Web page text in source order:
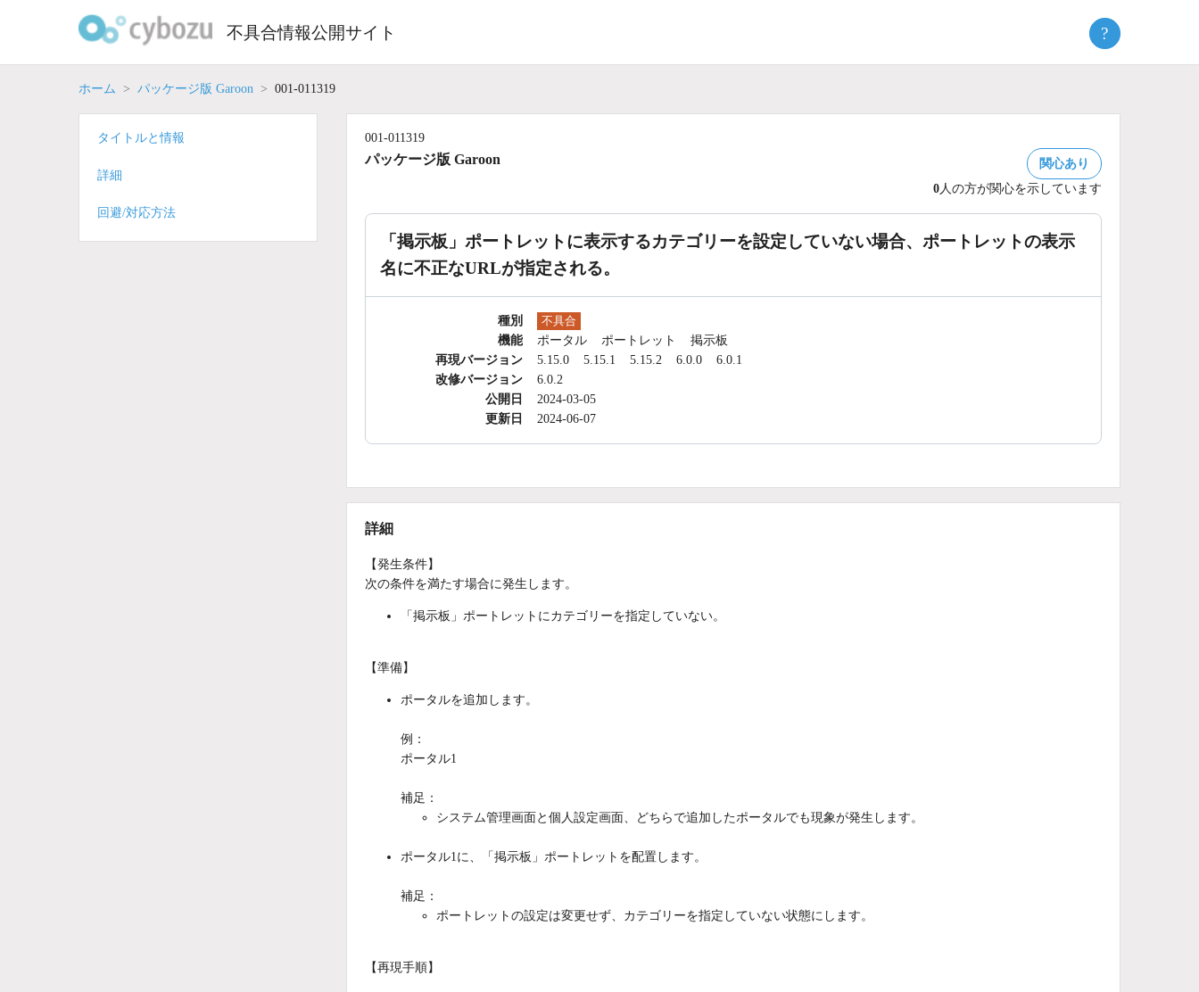
不具合情報公開サイト ?
ホーム パッケージ版 Garoon 001-011319
001-011319
パッケージ版 Garoon
関心あり
0人の方が関心を示しています
「掲示板」ポートレットに表示するカテゴリーを設定していない場合、ポートレットの表示
名に不正なURLが指定される。
種別 不具合
機能 ポータル ポートレット
掲示板
再現バージョン
5.15.0 5.15.1 5.15.2 6.0.0
6.0.1
改修バージョン
6.0.2
公開日
2024-03-05
更新日
2024-06-07
詳細
【発生条件】
次の条件を満たす場合に発生します。
「掲示板」ポートレットにカテゴリーを指定していない。
【準備】
ポータルを追加します。
例：
ポータル1
補足：
システム管理画面と個人設定画面、どちらで追加したポータルでも現象が発生します。
ポータル1に、「掲示板」ポートレットを配置します。
補足：
ポートレットの設定は変更せず、カテゴリーを指定していない状態にします。
【再現手順】
タイトルと情報
詳細
回避/対応方法